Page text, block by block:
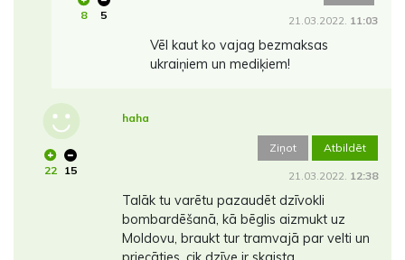
8 5 21.03.2022. 11:03
Vēl kaut ko vajag bezmaksas
ukraiņiem un mediķiem!
22 15
haha
Ziņot Atbildēt
21.03.2022. 12:38
Talāk tu varētu pazaudēt dzīvokli
bombardēšanā, kā bēglis aizmukt uz
Moldovu, braukt tur tramvajā par velti un